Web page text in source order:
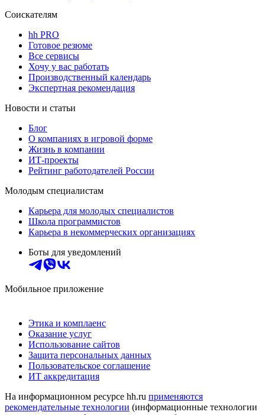
Соискателям
hh PRO
Готовое резюме
Все сервисы
Хочу у вас работать
Производственный календарь
Экспертная рекомендация
Новости и статьи
Блог
О компаниях в игровой форме
Жизнь в компании
ИТ-проекты
Рейтинг работодателей России
Молодым специалистам
Карьера для молодых специалистов
Школа программистов
Карьера в некоммерческих организациях
Боты для уведомлений
Мобильное приложение
Этика и комплаенс
Оказание услуг
Использование сайтов
Защита персональных данных
Пользовательское соглашение
ИТ аккредитация
На информационном ресурсе hh.ru применяются
рекомендательные технологии (информационные технологии